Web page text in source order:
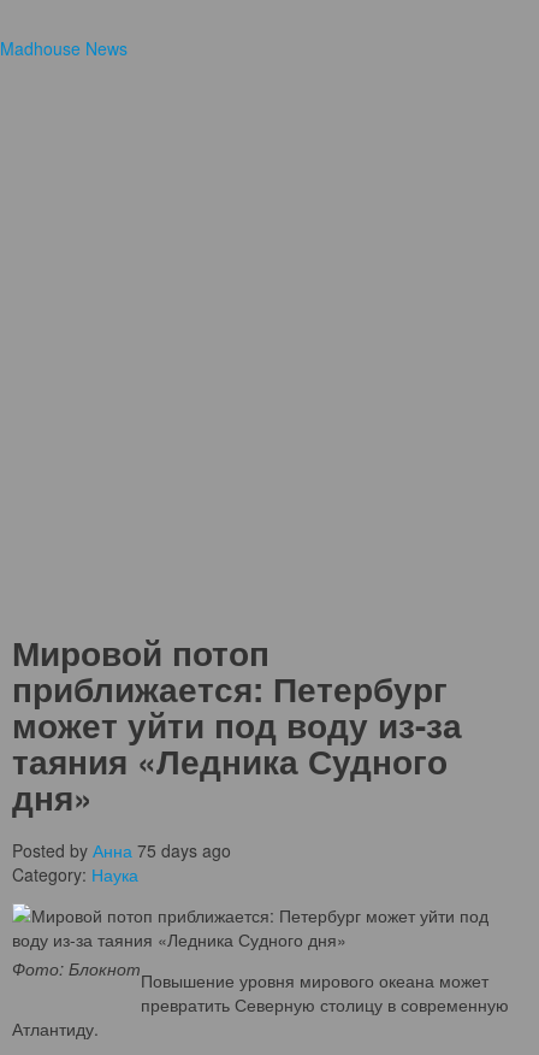
Madhouse News
Мировой потоп
приближается: Петербург
может уйти под воду из-за
таяния «Ледника Судного
дня»
Posted by Анна 75 days ago
Category: Наука
Фото: БлокнотПовышение уровня мирового океана может
превратить Северную столицу в современную
Атлантиду.